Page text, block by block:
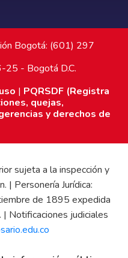
Bogotá: (601) 297
25 - Bogotá D.C.
| PQRSDF (Registra
quejas,
y derechos de
sujeta a la inspección y
| Personería Jurídica:
de 1895 expedida
Notificaciones judiciales